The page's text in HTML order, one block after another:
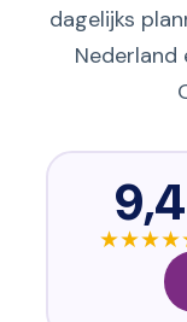
dagelijks
Nederland
9,4
★★★★